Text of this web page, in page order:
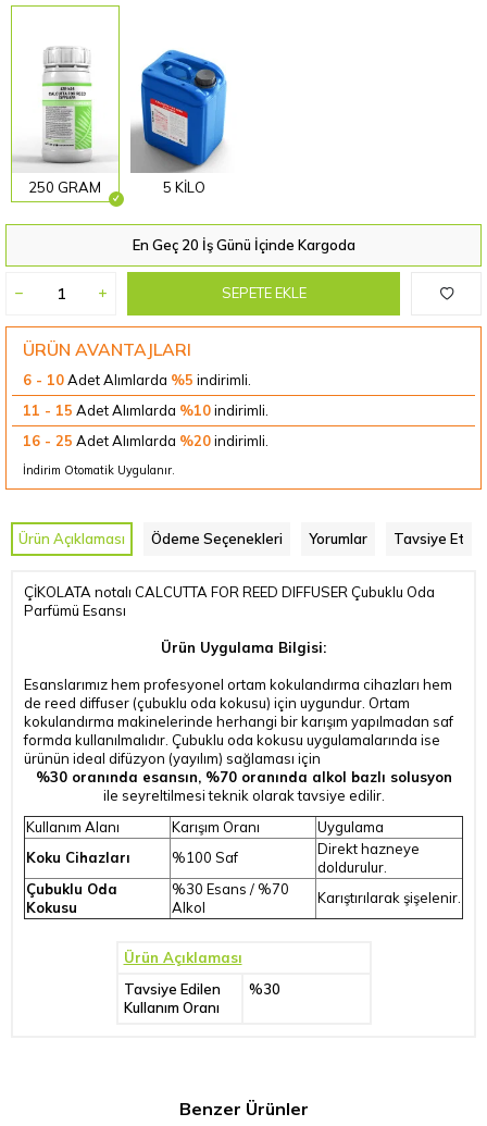
250 GRAM 5 KİLO
En Geç 20 İş Günü İçinde Kargoda
SEPETE EKLE
ÜRÜN AVANTAJLARI
6 - 10Adet Alımlarda %5 indirimli.
11 - 15 Adet Alımlarda %10indirimli.
16 - 25 Adet Alımlarda %20indirimli.
İndirim Otomatik Uygulanır.
Ürün Açıklaması Ödeme Seçenekleri Yorumlar Tavsiye Et
ÇİKOLATA notalı CALCUTTA FOR REED DIFFUSER Çubuklu Oda
Parfümü Esansı
Ürün Uygulama Bilgisi:
Esanslarımız hem profesyonel ortam kokulandırma cihazları hem
de reed diffuser (çubuklu oda kokusu) için uygundur. Ortam
kokulandırma makinelerinde herhangi bir karışım yapılmadan saf
formda kullanılmalıdır. Çubuklu oda kokusu uygulamalarında ise
ürünün ideal difüzyon (yayılım) sağlaması için
%30 oranında esansın, %70 oranında alkol bazlı solusyon
ile seyreltilmesi teknik olarak tavsiye edilir.
Kullanım Alanı
Karışım Oranı
Uygulama
Koku Cihazları
%100 Saf
Direkt hazneye
doldurulur.
Çubuklu Oda
Kokusu
%30 Esans / %70
Alkol
Karıştırılarak şişelenir.
Ürün Açıklaması
Tavsiye Edilen
Kullanım Oranı
%30
Benzer Ürünler